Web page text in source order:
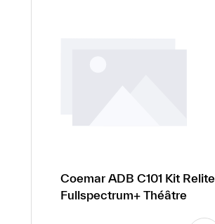
Coemar ADB C101 Kit Relite
Fullspectrum+ Théâtre